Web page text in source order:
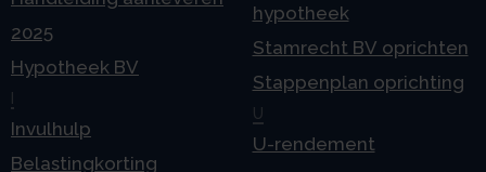
2025
Hypotheek BV
Invulhulp
Belastingkorting
hypotheek
Stamrecht BV oprichten
Stappenplan oprichting
U
U-rendement